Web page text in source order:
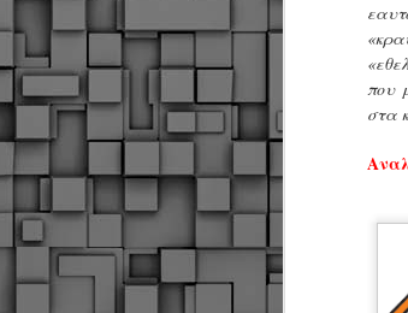
που
στα
JUN
Δήμος
Αναμνηστικά